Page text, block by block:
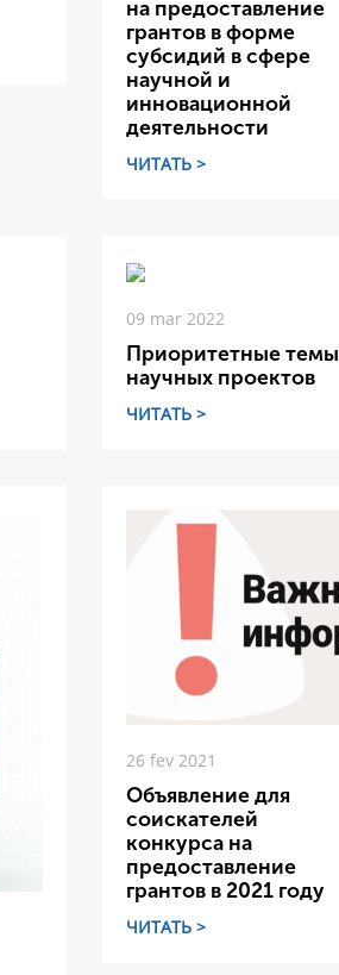
на предоставление
грантов в форме
субсидий в сфере
научной и
инновационной
деятельности
ЧИТАТЬ >
09 mar 2022
Приоритетные темы
научных проектов
ЧИТАТЬ >
26 fev 2021
Объявление для
соискателей
конкурса на
предоставление
грантов в 2021 году
ЧИТАТЬ >